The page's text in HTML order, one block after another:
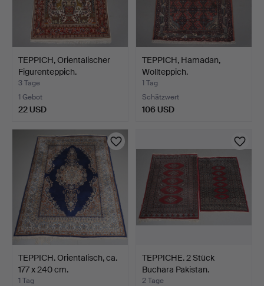
TEPPICH, Orientalischer
Figurenteppich.
3 Tage
1 Gebot
22 USD
TEPPICH, Hamadan,
Wollteppich.
1 Tag
Schätzwert
106 USD
TEPPICH. Orientalisch, ca.
177 x 240 cm.
1 Tag
TEPPICHE. 2 Stück
Buchara Pakistan.
2 Tage